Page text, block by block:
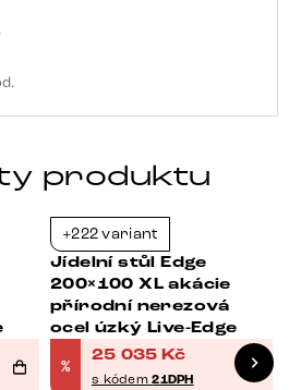
produktu
+222 variant
Jídelní stůl Edge
200×100 XL akácie
přírodní nerezová
ocel úzký Live-Edge
%
25 035 Kč
s kódem21DPH